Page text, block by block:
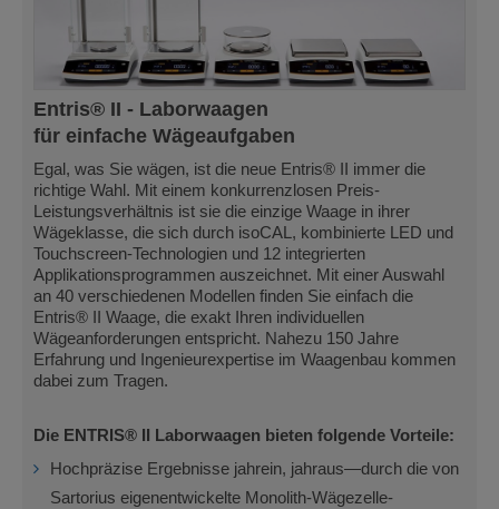
Entris® II - Laborwaagen
für einfache Wägeaufgaben
Egal, was Sie wägen, ist die neue Entris® II immer die
richtige Wahl. Mit einem konkurrenzlosen Preis-
Leistungsverhältnis ist sie die einzige Waage in ihrer
Wägeklasse, die sich durch isoCAL, kombinierte LED und
Touchscreen-Technologien und 12 integrierten
Applikationsprogrammen auszeichnet. Mit einer Auswahl
an 40 verschiedenen Modellen finden Sie einfach die
Entris® II Waage, die exakt Ihren individuellen
Wägeanforderungen entspricht. Nahezu 150 Jahre
Erfahrung und Ingenieurexpertise im Waagenbau kommen
dabei zum Tragen.
Die ENTRIS® II Laborwaagen bieten folgende Vorteile:
Hochpräzise Ergebnisse jahrein, jahraus—durch die von
Sartorius eigenentwickelte Monolith-Wägezelle-